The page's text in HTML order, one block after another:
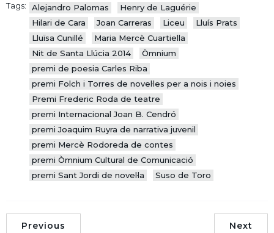
Tags: Alejandro Palomas
Henry de Laguérie
Hilari de Cara
Joan Carreras Liceu
Lluís Prats
Lluïsa Cunillé
Maria Mercè Cuartiella
Nit de Santa Llúcia 2014
Òmnium
premi de poesia Carles Riba
premi Folch i Torres de novel·les per a nois i noies
Premi Frederic Roda de teatre
premi Internacional Joan B. Cendró
premi Joaquim Ruyra de narrativa juvenil
premi Mercè Rodoreda de contes
premi Òmnium Cultural de Comunicació
premi Sant Jordi de novel·la
Suso de Toro
Previous Next